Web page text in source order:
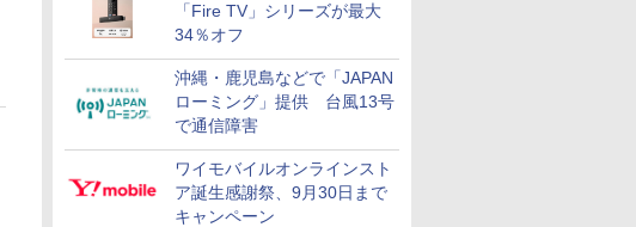
「Fire TV」シリーズが最大
34％オフ
沖縄・鹿児島などで「JAPAN
ローミング」提供 台風13号
で通信障害
ワイモバイルオンラインスト
ア誕生感謝祭、9月30日まで
キャンペーン